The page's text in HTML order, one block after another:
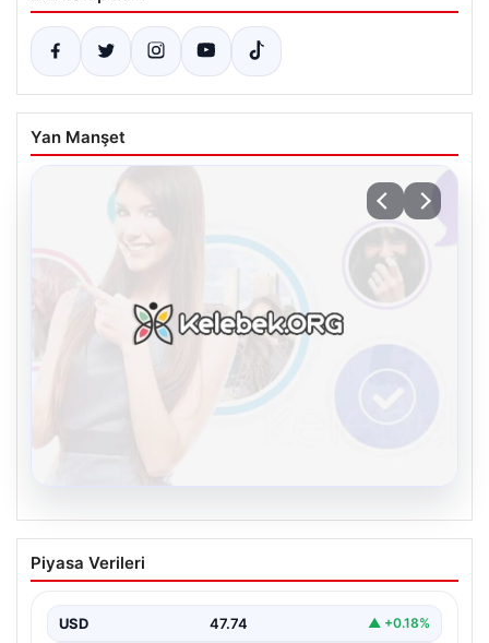
Yan Manşet
Kelebek chat adresi İle Çevrim içi
İletişimin Güvenli Adresi Ve Sohbet
Sanal çağında bireylerin kaliteli bir tarzda irtibat kurması
Piyasa Verileri
USD 47.74 ▲ +0.18%